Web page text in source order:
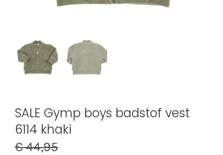
SALE Gymp boys badstof vest
6114 khaki
€44,95